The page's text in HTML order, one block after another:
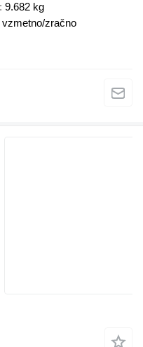
9.682 kg
vzmetno/zračno